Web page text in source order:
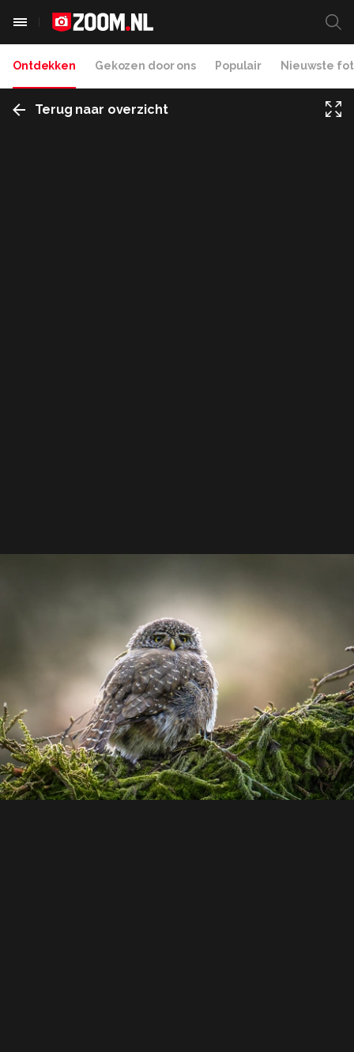
Ontdekken Gekozen door ons Populair Nieuwste
Terug naar overzicht